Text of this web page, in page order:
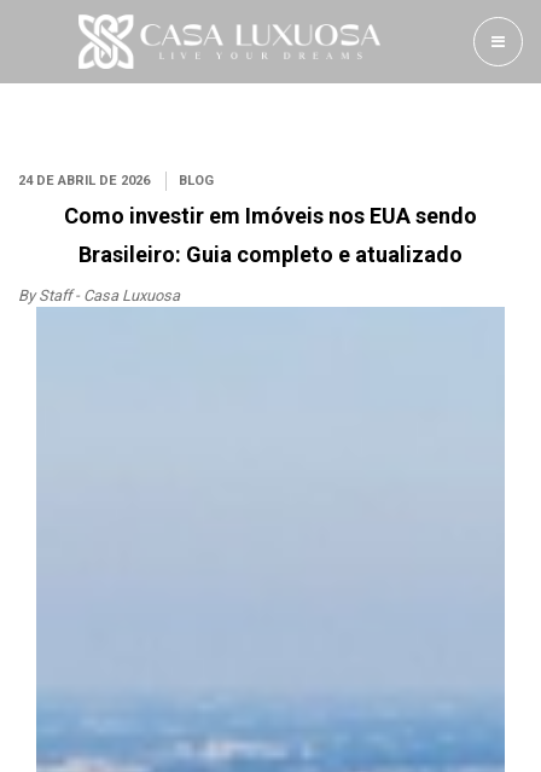
24 DE ABRIL DE 2026 BLOG
Como investir em Imóveis nos EUA sendo
Brasileiro: Guia completo e atualizado
By Staff - Casa Luxuosa